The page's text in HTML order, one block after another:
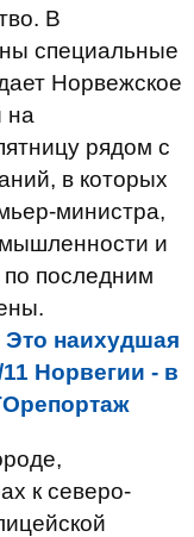
В
специальные
Норвежское
на
рядом с
в которых
министра,
и
последним
Это наихудшая
Норвегии - в
к северо-